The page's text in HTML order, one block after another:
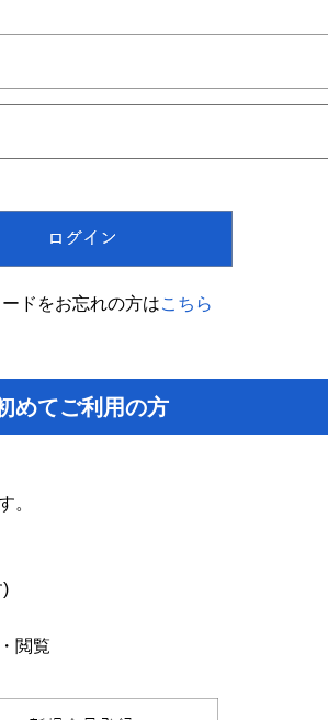
ドをお忘れの方はこちら
めてご利用の方
。
)
閲覧